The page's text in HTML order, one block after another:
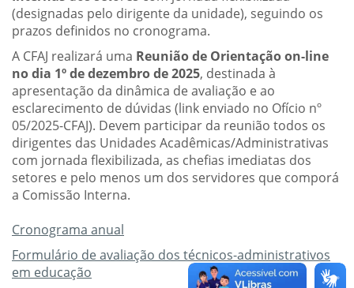
(designadas pelo dirigente da unidade), seguindo os
prazos definidos no cronograma.
A CFAJ realizará uma Reunião de Orientação on-line
no dia 1º de dezembro de 2025, destinada à
apresentação da dinâmica de avaliação e ao
esclarecimento de dúvidas (link enviado no Ofício nº
05/2025-CFAJ). Devem participar da reunião todos os
dirigentes das Unidades Acadêmicas/Administrativas
com jornada flexibilizada, as chefias imediatas dos
setores e pelo menos um dos servidores que comporá
a Comissão Interna.
Cronograma anual
Formulário de avaliação dos técnicos-administrativos
em educação